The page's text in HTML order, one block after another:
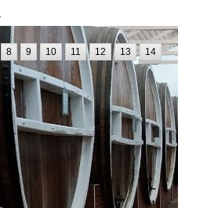
8 9 10 11 12 13 14